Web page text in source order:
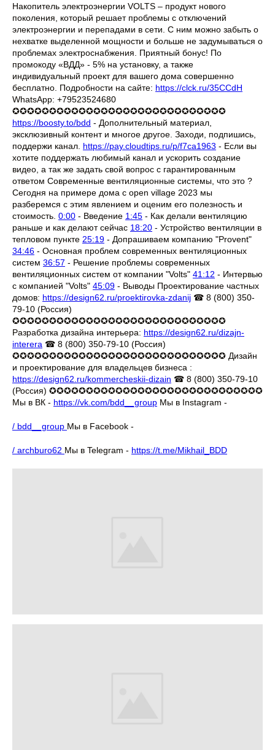
Накопитель электроэнергии VOLTS – продукт нового
поколения, который решает проблемы с отключений
электроэнергии и перепадами в сети. С ним можно забыть о
нехватке выделенной мощности и больше не задумываться о
проблемах электроснабжения. Приятный бонус! По
промокоду «BДД» - 5% на установку, а также
индивидуальный проект для вашего дома совершенно
бесплатно. Подробности на сайте: https://clck.ru/35CCdH
WhatsApp: +79523524680
✪✪✪✪✪✪✪✪✪✪✪✪✪✪✪✪✪✪✪✪✪✪✪✪✪✪✪✪✪
https://boosty.to/bdd - Дополнительный материал,
эксклюзивный контент и многое другое. Заходи, подпишись,
поддержи канал. https://pay.cloudtips.ru/p/f7ca1963 - Если вы
хотите поддержать любимый канал и ускорить создание
видео, а так же задать свой вопрос с гарантированным
ответом Современные вентиляционные системы, что это ?
Сегодня на примере дома с open village 2023 мы
разберемся с этим явлением и оценим его полезность и
стоимость. 0:00 - Введение 1:45 - Как делали вентиляцию
раньше и как делают сейчас 18:20 - Устройство вентиляции в
тепловом пункте 25:19 - Допрашиваем компанию "Provent"
34:46 - Основная проблем современных вентиляционных
систем 36:57 - Решение проблемы современных
вентиляционных систем от компании "Volts" 41:12 - Интервью
с компанией "Volts" 45:09 - Выводы Проектирование частных
домов: https://design62.ru/proektirovka-zdanij ☎ 8 (800) 350-
79-10 (Россия)
✪✪✪✪✪✪✪✪✪✪✪✪✪✪✪✪✪✪✪✪✪✪✪✪✪✪✪✪✪
Разработка дизайна интерьера: https://design62.ru/dizajn-
interera ☎ 8 (800) 350-79-10 (Россия)
✪✪✪✪✪✪✪✪✪✪✪✪✪✪✪✪✪✪✪✪✪✪✪✪✪✪✪✪✪ Дизайн
и проектирование для владельцев бизнеса :
https://design62.ru/kommercheskii-dizain ☎ 8 (800) 350-79-10
(Россия) ✪✪✪✪✪✪✪✪✪✪✪✪✪✪✪✪✪✪✪✪✪✪✪✪✪✪✪✪✪
Мы в ВК - https://vk.com/bdd__group Мы в Instagram -
/ bdd__group Мы в Facebook -
/ archburo62 Мы в Telegram - https://t.me/Mikhail_BDD